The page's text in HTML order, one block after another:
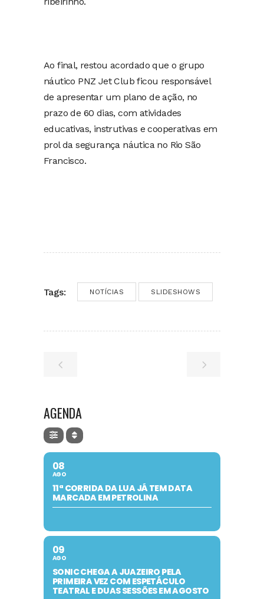
Ao final, restou acordado que o grupo
náutico PNZ Jet Club ficou responsável
de apresentar um plano de ação, no
prazo de 60 dias, com atividades
educativas, instrutivas e cooperativas em
prol da segurança náutica no Rio São
Francisco.
Tags: NOTÍCIAS SLIDESHOWS
AGENDA
08
AGO
11ª CORRIDA DA LUA JÁ TEM DATA
MARCADA EM PETROLINA
09
AGO
SONIC CHEGA A JUAZEIRO PELA
PRIMEIRA VEZ COM ESPETÁCULO
TEATRAL E DUAS SESSÕES EM AGOSTO